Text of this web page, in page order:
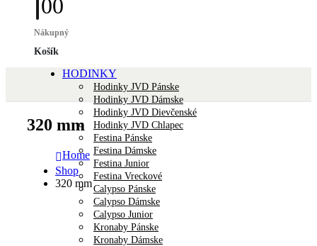
00
Nákupný
Košík
HODINKY
Hodinky JVD Pánske
Hodinky JVD Dámske
Hodinky JVD Dievčenské
Hodinky JVD Chlapec
Festina Pánske
Festina Dámske
Festina Junior
Festina Vreckové
Calypso Pánske
Calypso Dámske
Calypso Junior
Kronaby Pánske
Kronaby Dámske
320 mm
Home
Shop
320 mm